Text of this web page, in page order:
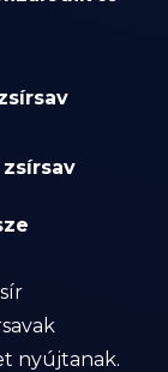
nyújtanak.